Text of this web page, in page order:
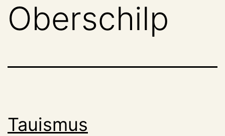
Oberschilp
Tauismus